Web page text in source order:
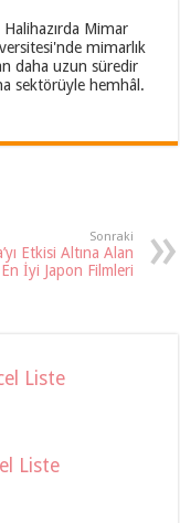
Mimar
mimarlık
daha uzun süredir
sektörüyle hemhâl.
Sonraki
Etkisi Altına Alan
En İyi Japon Filmleri
Liste
Liste